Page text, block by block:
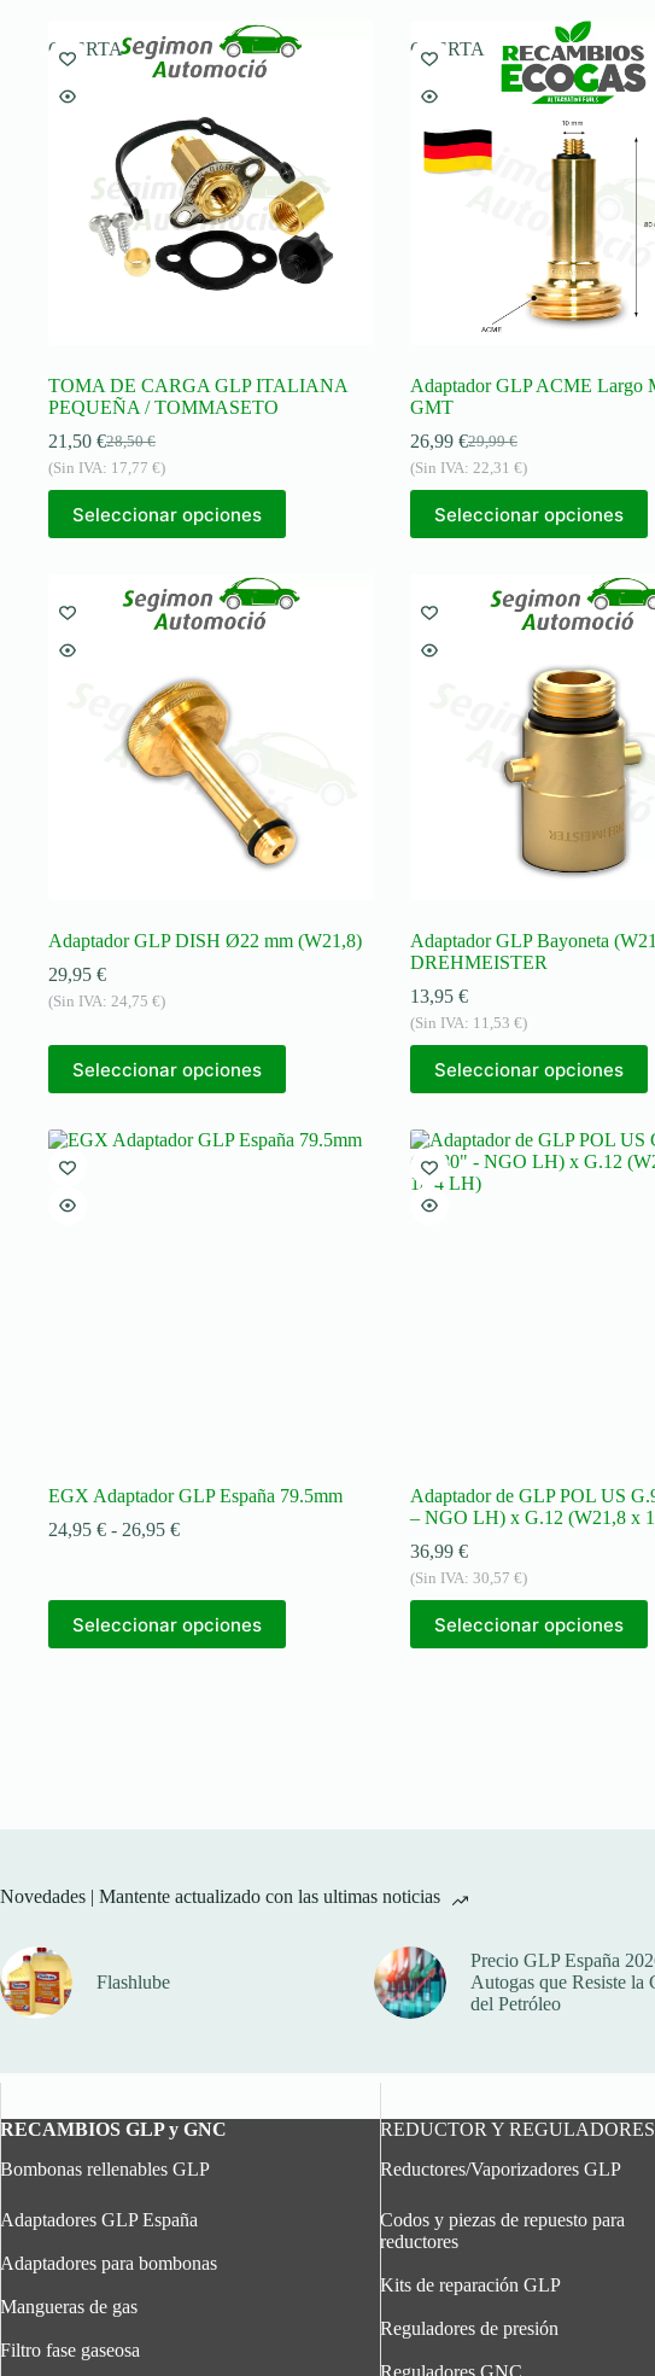
OFERTA
TOMA DE CARGA GLP ITALIANA
PEQUEÑA / TOMMASETO
28,50€
El
precio
original
era:
28,50 €.
21,50 €El
precio
actual
es:
21,50 €.
(Sin IVA: 17,77 €)
Seleccionar opciones
OFERTA
Adaptador GLP ACME Largo
GMT
29,99€
El
precio
original
era:
29,99 €.
26,99 €El
precio
actual
es:
26,99 €.
(Sin IVA: 22,31 €)
Seleccionar opciones
Adaptador GLP DISH Ø22 mm (W21,8)
29,95 €
(Sin IVA: 24,75 €)
Seleccionar opciones
Adaptador GLP Bayoneta
DREHMEISTER
13,95 €
(Sin IVA: 11,53 €)
Seleccionar opciones
EGX Adaptador GLP España 79.5mm
24,95 € - 26,95 €Rango
24,95 €
hasta
Seleccionar opciones
Este
producto
tiene
de
producto
Adaptador de GLP POL US
– NGO LH) x G.12 (W21,8 x
36,99 €
(Sin IVA: 30,57 €)
Seleccionar opciones
Novedades | Mantente actualizado con las ultimas noticias
Flashlube
Precio GLP España
Autogas que Resiste la
del Petróleo
RECAMBIOS GLP y GNC
Bombonas rellenables GLP
Adaptadores GLP España
Adaptadores para bombonas
Mangueras de gas
Filtro fase gaseosa
REDUCTOR Y REGULADORES
Reductores/Vaporizadores GLP
Codos y piezas de repuesto para
reductores
Kits de reparación GLP
Reguladores de presión
Reguladores GNC